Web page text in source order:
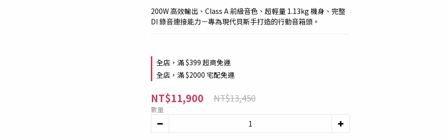
200W 高效輸出、Class A 前級音色、超輕量 1.13kg 機身、完整
DI 錄音連接能力－專為現代貝斯手打造的行動音箱頭。
全店，滿 $399 超商免運
全店，滿 $2000 宅配免運
NT$11,900 NT$13,450
數量